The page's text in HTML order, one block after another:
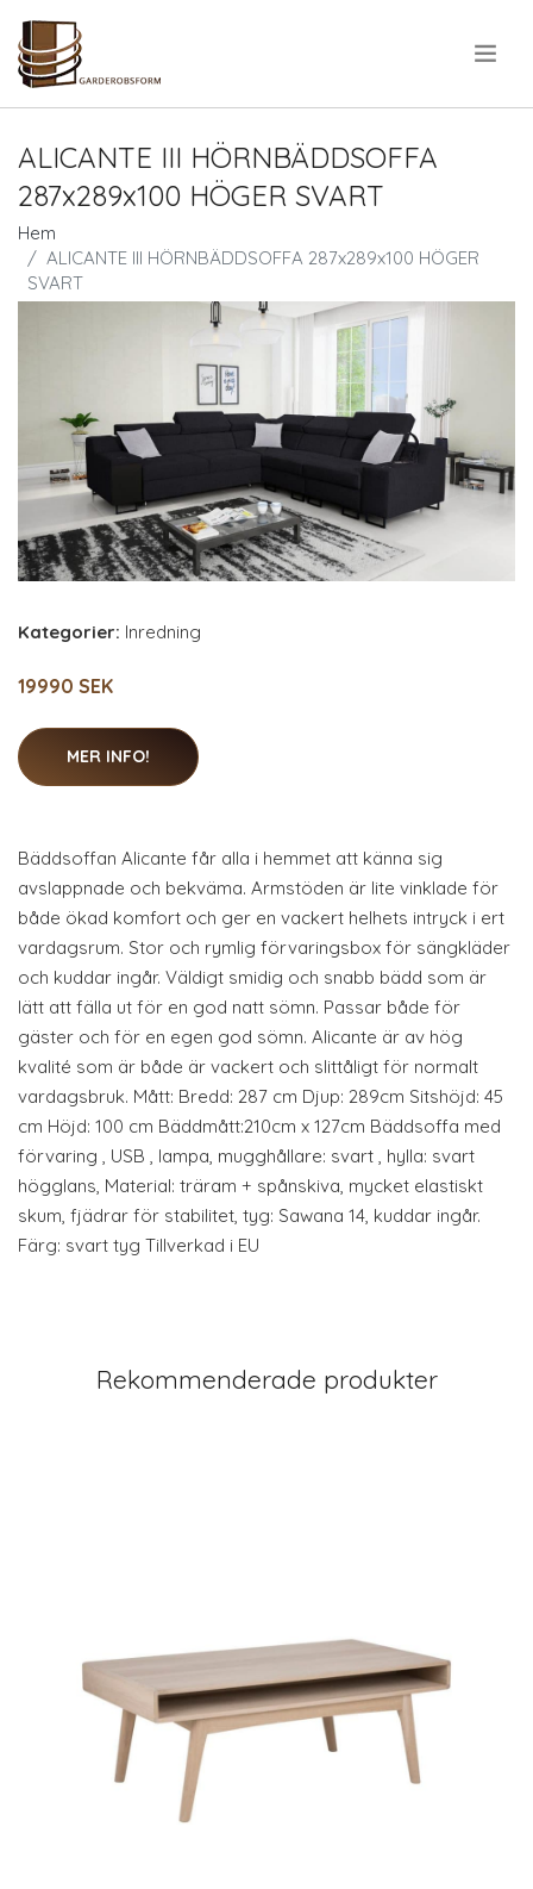
ALICANTE III HÖRNBÄDDSOFFA
287x289x100 HÖGER SVART
Hem
ALICANTE III HÖRNBÄDDSOFFA 287x289x100 HÖGER
SVART
Kategorier: Inredning
19990 SEK
MER INFO!
Bäddsoffan Alicante får alla i hemmet att känna sig
avslappnade och bekväma. Armstöden är lite vinklade för
både ökad komfort och ger en vackert helhets intryck i ert
vardagsrum. Stor och rymlig förvaringsbox för sängkläder
och kuddar ingår. Väldigt smidig och snabb bädd som är
lätt att fälla ut för en god natt sömn. Passar både för
gäster och för en egen god sömn. Alicante är av hög
kvalité som är både är vackert och slittåligt för normalt
vardagsbruk. Mått: Bredd: 287 cm Djup: 289cm Sitshöjd: 45
cm Höjd: 100 cm Bäddmått:210cm x 127cm Bäddsoffa med
förvaring , USB , lampa, mugghållare: svart , hylla: svart
högglans, Material: träram + spånskiva, mycket elastiskt
skum, fjädrar för stabilitet, tyg: Sawana 14, kuddar ingår.
Färg: svart tyg Tillverkad i EU
Rekommenderade produkter